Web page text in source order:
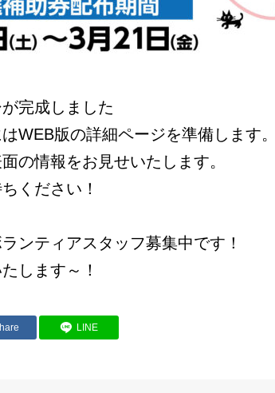
完成しました
WEB版の詳細ページを準備します。
の情報をお見せいたします。
ください！
ンティアスタッフ募集中です！
します～！
LINE